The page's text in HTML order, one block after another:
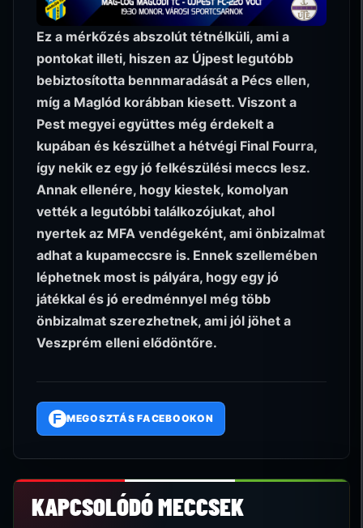
Ez a mérkőzés abszolút tétnélküli, ami a
pontokat illeti, hiszen az Újpest legutóbb
bebiztosította bennmaradását a Pécs ellen,
míg a Maglód korábban kiesett. Viszont a
Pest megyei együttes még érdekelt a
kupában és készülhet a hétvégi Final Fourra,
így nekik ez egy jó felkészülési meccs lesz.
Annak ellenére, hogy kiestek, komolyan
vették a legutóbbi találkozójukat, ahol
nyertek az MFA vendégeként, ami önbizalmat
adhat a kupameccsre is. Ennek szellemében
léphetnek most is pályára, hogy egy jó
játékkal és jó eredménnyel még több
önbizalmat szerezhetnek, ami jól jöhet a
Veszprém elleni elődöntőre.
F MEGOSZTÁS FACEBOOKON
KAPCSOLÓDÓ MECCSEK